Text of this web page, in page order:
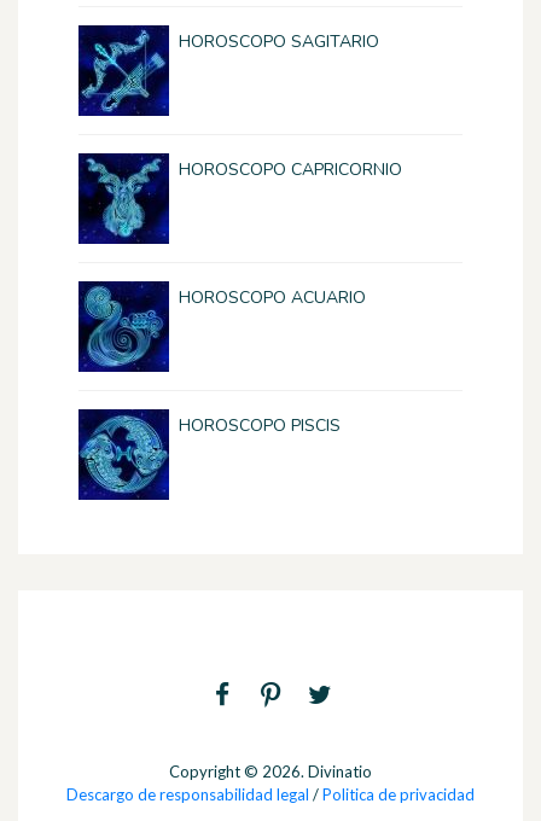
HOROSCOPO SAGITARIO
HOROSCOPO CAPRICORNIO
HOROSCOPO ACUARIO
HOROSCOPO PISCIS
Copyright © 2026. Divinatio
Descargo de responsabilidad legal /Politica de privacidad